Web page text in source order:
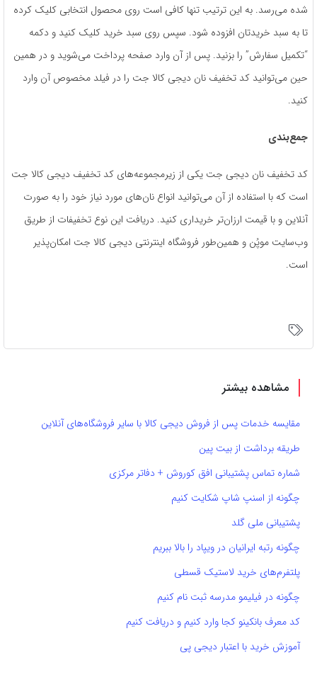
‌شده می‌رسد. به ‌این ‌ترتیب تنها کافی است روی محصول انتخابی کلیک کرده
تا به سبد خریدتان افزوده شود. سپس روی سبد خرید کلیک کنید و دکمه
“تکمیل سفارش” را بزنید. پس از آن وارد صفحه پرداخت می‌شوید و در همین
حین می‌توانید کد تخفیف نان دیجی کالا جت را در فیلد مخصوص آن وارد
کنید.
جمع‌بندی
کد تخفیف نان دیجی جت یکی از زیرمجموعه‌های کد تخفیف دیجی کالا جت
است که با استفاده از آن می‌توانید انواع نان‌های مورد نیاز خود را به‌ صورت
آنلاین و با قیمت ارزان‌تر خریداری کنید. دریافت این نوع تخفیفات از طریق
وب‌سایت موپُن و همین‌طور فروشگاه اینترنتی دیجی کالا جت امکان‌پذیر
است.
مشاهده بیشتر
مقایسه خدمات پس از فروش دیجی کالا با سایر فروشگاه‌های آنلاین
طریقه برداشت از بیت پین
شماره تماس پشتیبانی افق کوروش + دفاتر مرکزی
چگونه از اسنپ شاپ شکایت کنیم
پشتیبانی ملی گلد
چگونه رتبه ایرانیان در ویپاد را بالا ببریم
پلتفرم‌های خرید لاستیک قسطی
چگونه در فیلیمو مدرسه ثبت نام کنیم
کد معرف بانکینو کجا وارد کنیم و دریافت کنیم
آموزش خرید با اعتبار دیجی پی